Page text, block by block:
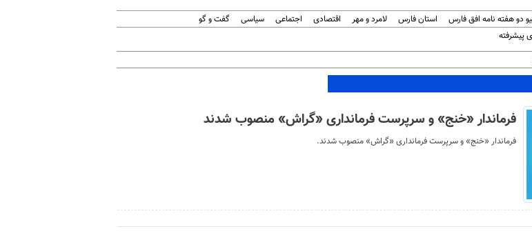
دو هفته نامه افق فارس استان فارس لامرد و مهر اقتصادی اجتماعی سیاسی
گفت و گو
پیشرفته
فرماندار «خنج» و سرپرست فرمانداری «گراش» منصوب شدند
فرماندار «خنج» و سرپرست فرمانداری «گراش» منصوب شدند.